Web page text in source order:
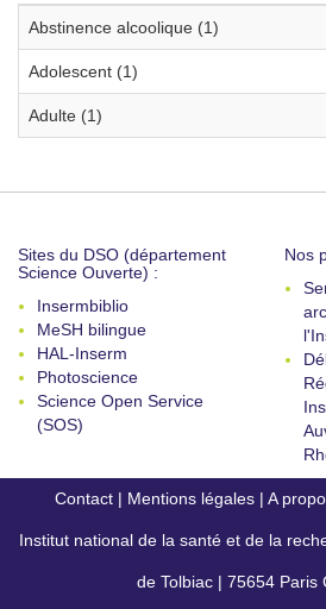
Abstinence alcoolique (1)
Adolescent (1)
Adulte (1)
Sites du DSO (département
Science Ouverte) :
Insermbiblio
MeSH bilingue
HAL-Inserm
Photoscience
Science Open Service
(SOS)
Nos
Contact | Mentions légales | A
conforme)
Institut national de la santé et de la
de Tolbiac | 75654 Paris